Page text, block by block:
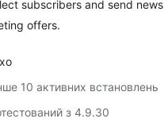
subscribers and send news
offers.
10 активних встановлень
з 4.9.30